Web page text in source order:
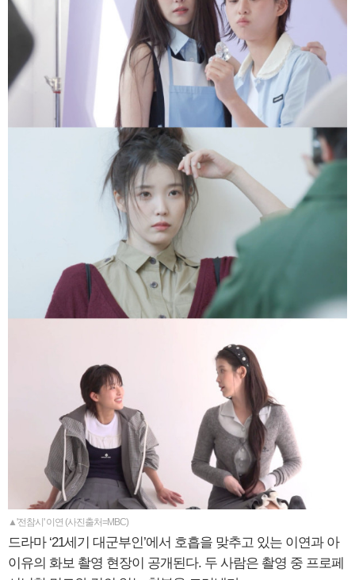
▲'전참시' 이연 (사진출처=MBC)
드라마 ‘21세기 대군부인’에서 호흡을 맞추고 있는 이연과 아
이유의 화보 촬영 현장이 공개된다. 두 사람은 촬영 중 프로페